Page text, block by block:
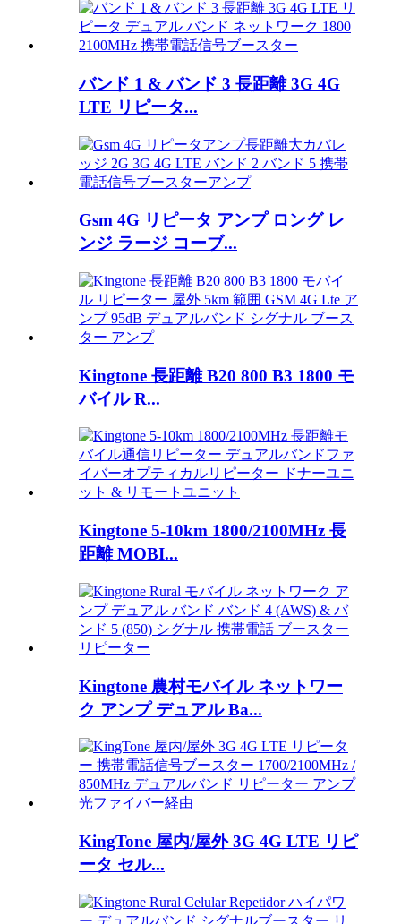
バンド 1 & バンド 3 長距離 3G 4G
LTE リピータ...
Gsm 4G リピータ アンプ ロング レ
ンジ ラージ コーブ...
Kingtone 長距離 B20 800 B3 1800 モ
バイル R...
Kingtone 5-10km 1800/2100MHz 長
距離 MOBI...
Kingtone 農村モバイル ネットワー
ク アンプ デュアル Ba...
KingTone 屋内/屋外 3G 4G LTE リピ
ータ セル...